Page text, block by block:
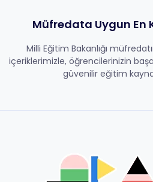
Müfredata Uygun En
Milli Eğitim Bakanlığı
içeriklerimizle, öğrencilerinizin
güvenilir eğitim